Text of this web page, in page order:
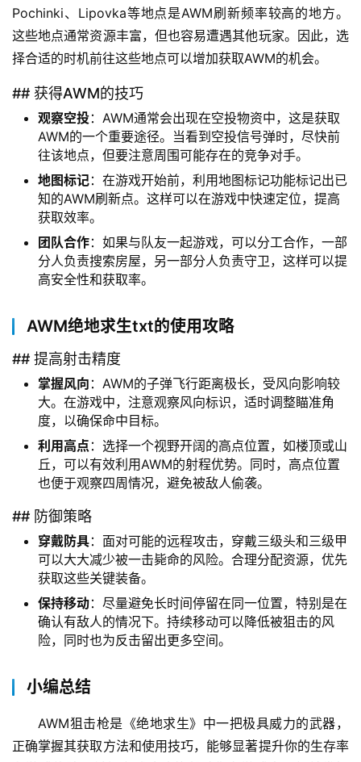
Pochinki、Lipovka等地点是AWM刷新频率较高的地方。
这些地点通常资源丰富，但也容易遭遇其他玩家。因此，选
择合适的时机前往这些地点可以增加获取AWM的机会。
## 获得AWM的技巧
观察空投：AWM通常会出现在空投物资中，这是获取
AWM的一个重要途径。当看到空投信号弹时，尽快前
往该地点，但要注意周围可能存在的竞争对手。
地图标记：在游戏开始前，利用地图标记功能标记出已
知的AWM刷新点。这样可以在游戏中快速定位，提高
获取效率。
团队合作：如果与队友一起游戏，可以分工合作，一部
分人负责搜索房屋，另一部分人负责守卫，这样可以提
高安全性和获取率。
AWM绝地求生txt的使用攻略
## 提高射击精度
掌握风向 ：AWM的子弹飞行距离极长，受风向影响较
大。在游戏中，注意观察风向标识，适时调整瞄准角
度，以确保命中目标。
利用高点 ：选择一个视野开阔的高点位置，如楼顶或山
丘，可以有效利用AWM的射程优势。同时，高点位置
也便于观察四周情况，避免被敌人偷袭。
## 防御策略
穿戴防具：面对可能的远程攻击，穿戴三级头和三级甲
可以大大减少被一击毙命的风险。合理分配资源，优先
获取这些关键装备。
保持移动：尽量避免长时间停留在同一位置，特别是在
确认有敌人的情况下。持续移动可以降低被狙击的风
险，同时也为反击留出更多空间。
小编总结
AWM狙击枪是《绝地求生》中一把极具威力的武器，
正确掌握其获取方法和使用技巧，能够显著提升你的生存率